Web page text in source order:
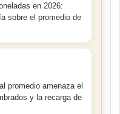
en 2026:
sobre el promedio de
promedio amenaza el
y la recarga de